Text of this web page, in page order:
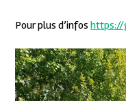
Pour plus d’infoshttps://